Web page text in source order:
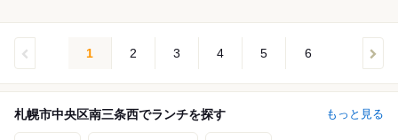
1 2 3 4 5 6
札幌市中央区南三条西でランチを探す もっと見る